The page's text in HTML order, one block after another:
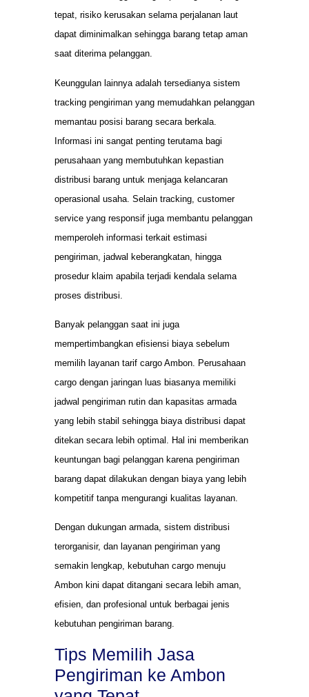
tepat, risiko kerusakan selama perjalanan laut
dapat diminimalkan sehingga barang tetap aman
saat diterima pelanggan.
Keunggulan lainnya adalah tersedianya sistem
tracking pengiriman yang memudahkan pelanggan
memantau posisi barang secara berkala.
Informasi ini sangat penting terutama bagi
perusahaan yang membutuhkan kepastian
distribusi barang untuk menjaga kelancaran
operasional usaha. Selain tracking, customer
service yang responsif juga membantu pelanggan
memperoleh informasi terkait estimasi
pengiriman, jadwal keberangkatan, hingga
prosedur klaim apabila terjadi kendala selama
proses distribusi.
Banyak pelanggan saat ini juga
mempertimbangkan efisiensi biaya sebelum
memilih layanan tarif cargo Ambon. Perusahaan
cargo dengan jaringan luas biasanya memiliki
jadwal pengiriman rutin dan kapasitas armada
yang lebih stabil sehingga biaya distribusi dapat
ditekan secara lebih optimal. Hal ini memberikan
keuntungan bagi pelanggan karena pengiriman
barang dapat dilakukan dengan biaya yang lebih
kompetitif tanpa mengurangi kualitas layanan.
Dengan dukungan armada, sistem distribusi
terorganisir, dan layanan pengiriman yang
semakin lengkap, kebutuhan cargo menuju
Ambon kini dapat ditangani secara lebih aman,
efisien, dan profesional untuk berbagai jenis
kebutuhan pengiriman barang.
Tips Memilih Jasa
Pengiriman ke Ambon